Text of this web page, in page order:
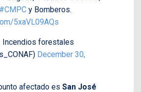
#CMPC y Bomberos.
5xaVL09AQs
Incendios forestales
December 30,
afectado es San José